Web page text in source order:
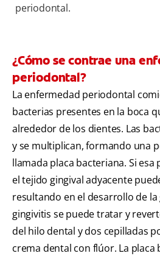
periodontal.
¿Cómo se contrae una
periodontal?
La enfermedad periodontal
bacterias presentes en la boca
alrededor de los dientes. Las
y se multiplican, formando una
llamada placa bacteriana. Si esa
el tejido gingival adyacente
resultando en el desarrollo de la
gingivitis se puede tratar y
del hilo dental y dos cepilladas
crema dental con flúor. La placa